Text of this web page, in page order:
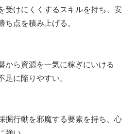
受けにくくするスキルを持ち、安
ち点を積み上げる。
から資源を一気に稼ぎにいける
足に陥りやすい。
掘行動を邪魔する要素を持ち、心